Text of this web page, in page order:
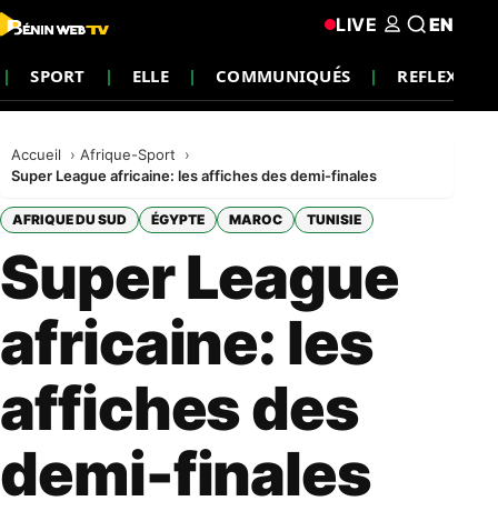
SPORT ELLE COMMUNIQUÉS REFLEXION
LIVE EN
Accueil
Afrique-Sport
Super League africaine: les affiches des demi-finales
AFRIQUE DU SUD ÉGYPTE MAROC TUNISIE
Super League
africaine: les
affiches des
demi-finales